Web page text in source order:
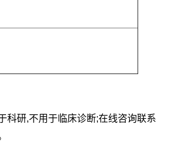
科研,不用于临床诊断;在线咨询联系